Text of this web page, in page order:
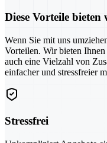
Diese Vorteile
Wenn Sie mit uns
Vorteilen. Wir bieten
auch eine Vielzahl von
einfacher und stressfreier
Stressfrei